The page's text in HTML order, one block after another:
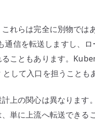
これらは完全に別物では
通信を転送しますし、
ることもあります。
して入口を担うことも
計上の関心は異なります
単に上流へ転送できる